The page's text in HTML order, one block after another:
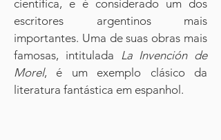
científica, e é considerado um dos
escritores argentinos mais
importantes. Uma de suas obras mais
famosas, intitulada La Invención de
Morel, é um exemplo clásico da
literatura fantástica em espanhol.